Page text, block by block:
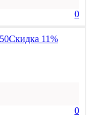
0
Скидка 11%
0